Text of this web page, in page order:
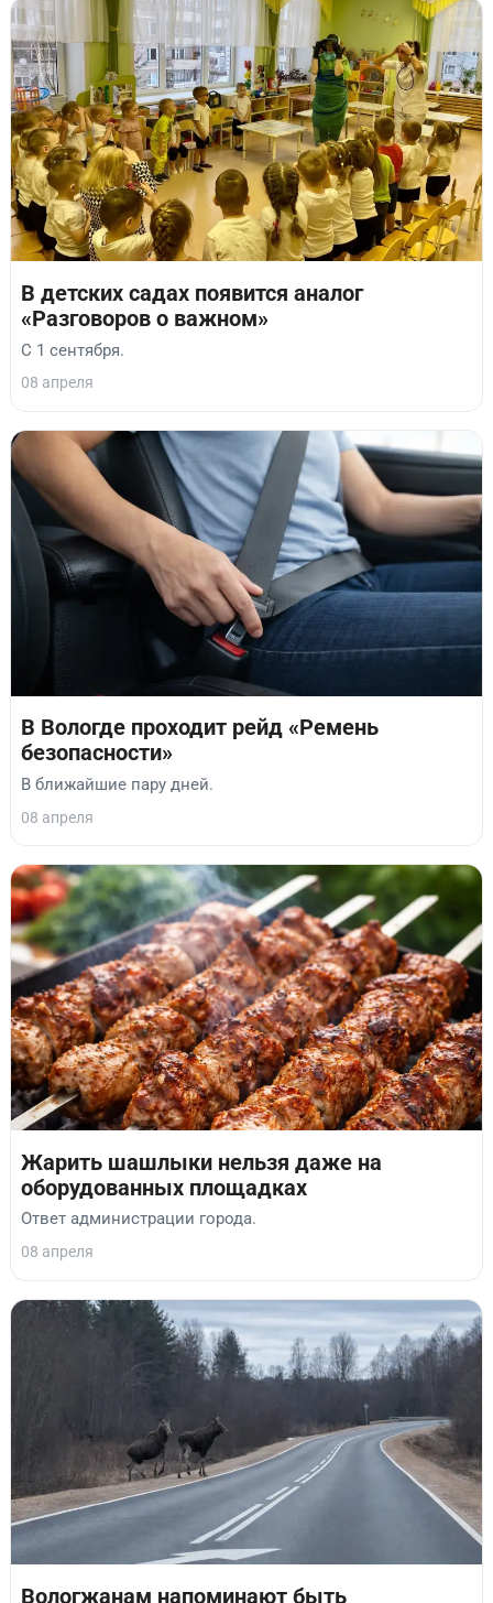
В детских садах появится аналог
«Разговоров о важном»
С 1 сентября.
08 апреля
В Вологде проходит рейд «Ремень
безопасности»
В ближайшие пару дней.
08 апреля
Жарить шашлыки нельзя даже на
оборудованных площадках
Ответ администрации города.
08 апреля
Вологжанам напоминают быть